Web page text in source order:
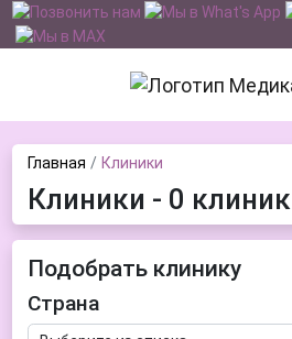
Главная Клиники
Клиники - 0 клиник
Подобрать клинику
Страна